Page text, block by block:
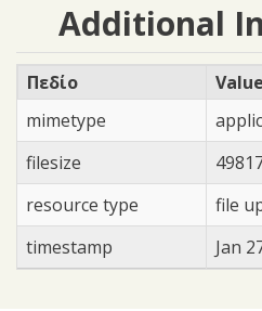
Additional
Πεδίο
Value
mimetype
filesize
resource type
file
timestamp
Jan